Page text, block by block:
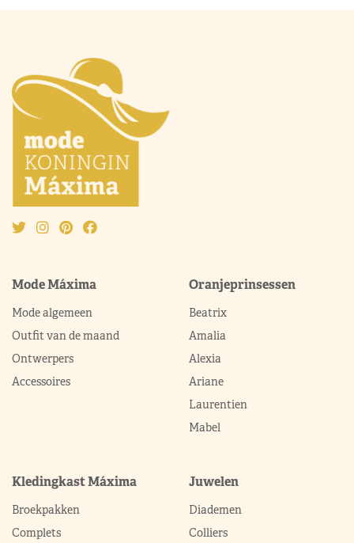
Mode Máxima
Mode algemeen
Outfit van de maand
Ontwerpers
Accessoires
Oranjeprinsessen
Beatrix
Amalia
Alexia
Ariane
Laurentien
Mabel
Kledingkast Máxima
Broekpakken
Complets
Juwelen
Diademen
Colliers